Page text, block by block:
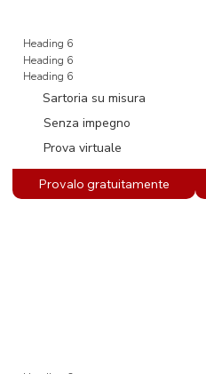
Heading 6
Heading 6
Heading 6
Sartoria su misura
Senza impegno
Prova virtuale